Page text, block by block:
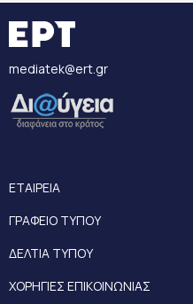
mediatek@ert.gr
ΕΤΑΙΡΕΙΑ
ΓΡΑΦΕΙΟ ΤΥΠΟΥ
ΔΕΛΤΙΑ ΤΥΠΟΥ
ΧΟΡΗΓΙΕΣ ΕΠΙΚΟΙΝΩΝΙΑΣ